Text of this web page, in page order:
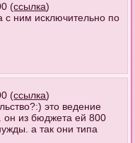
(ссылка)
ним исключительно по
(ссылка)
это ведение
он из бюджета ей 800
а так они типа